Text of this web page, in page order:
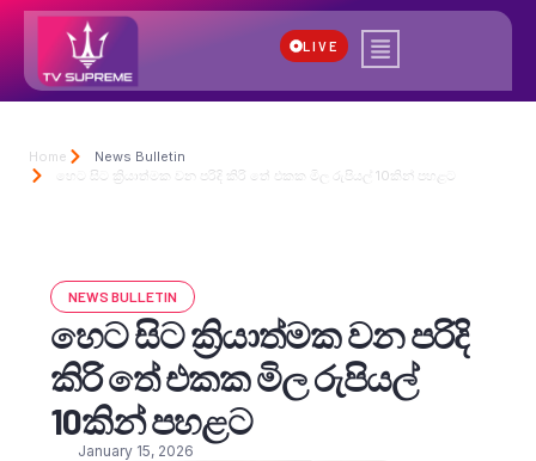
LIVE
Home
News Bulletin
හෙට සිට ක්‍රියාත්මක වන පරිදි කිරි තේ එකක මිල රුපියල් 10කින් පහළට
NEWS BULLETIN
හෙට සිට ක්‍රියාත්මක වන පරිදි
කිරි තේ එකක මිල රුපියල්
10කින් පහළට
January 15, 2026